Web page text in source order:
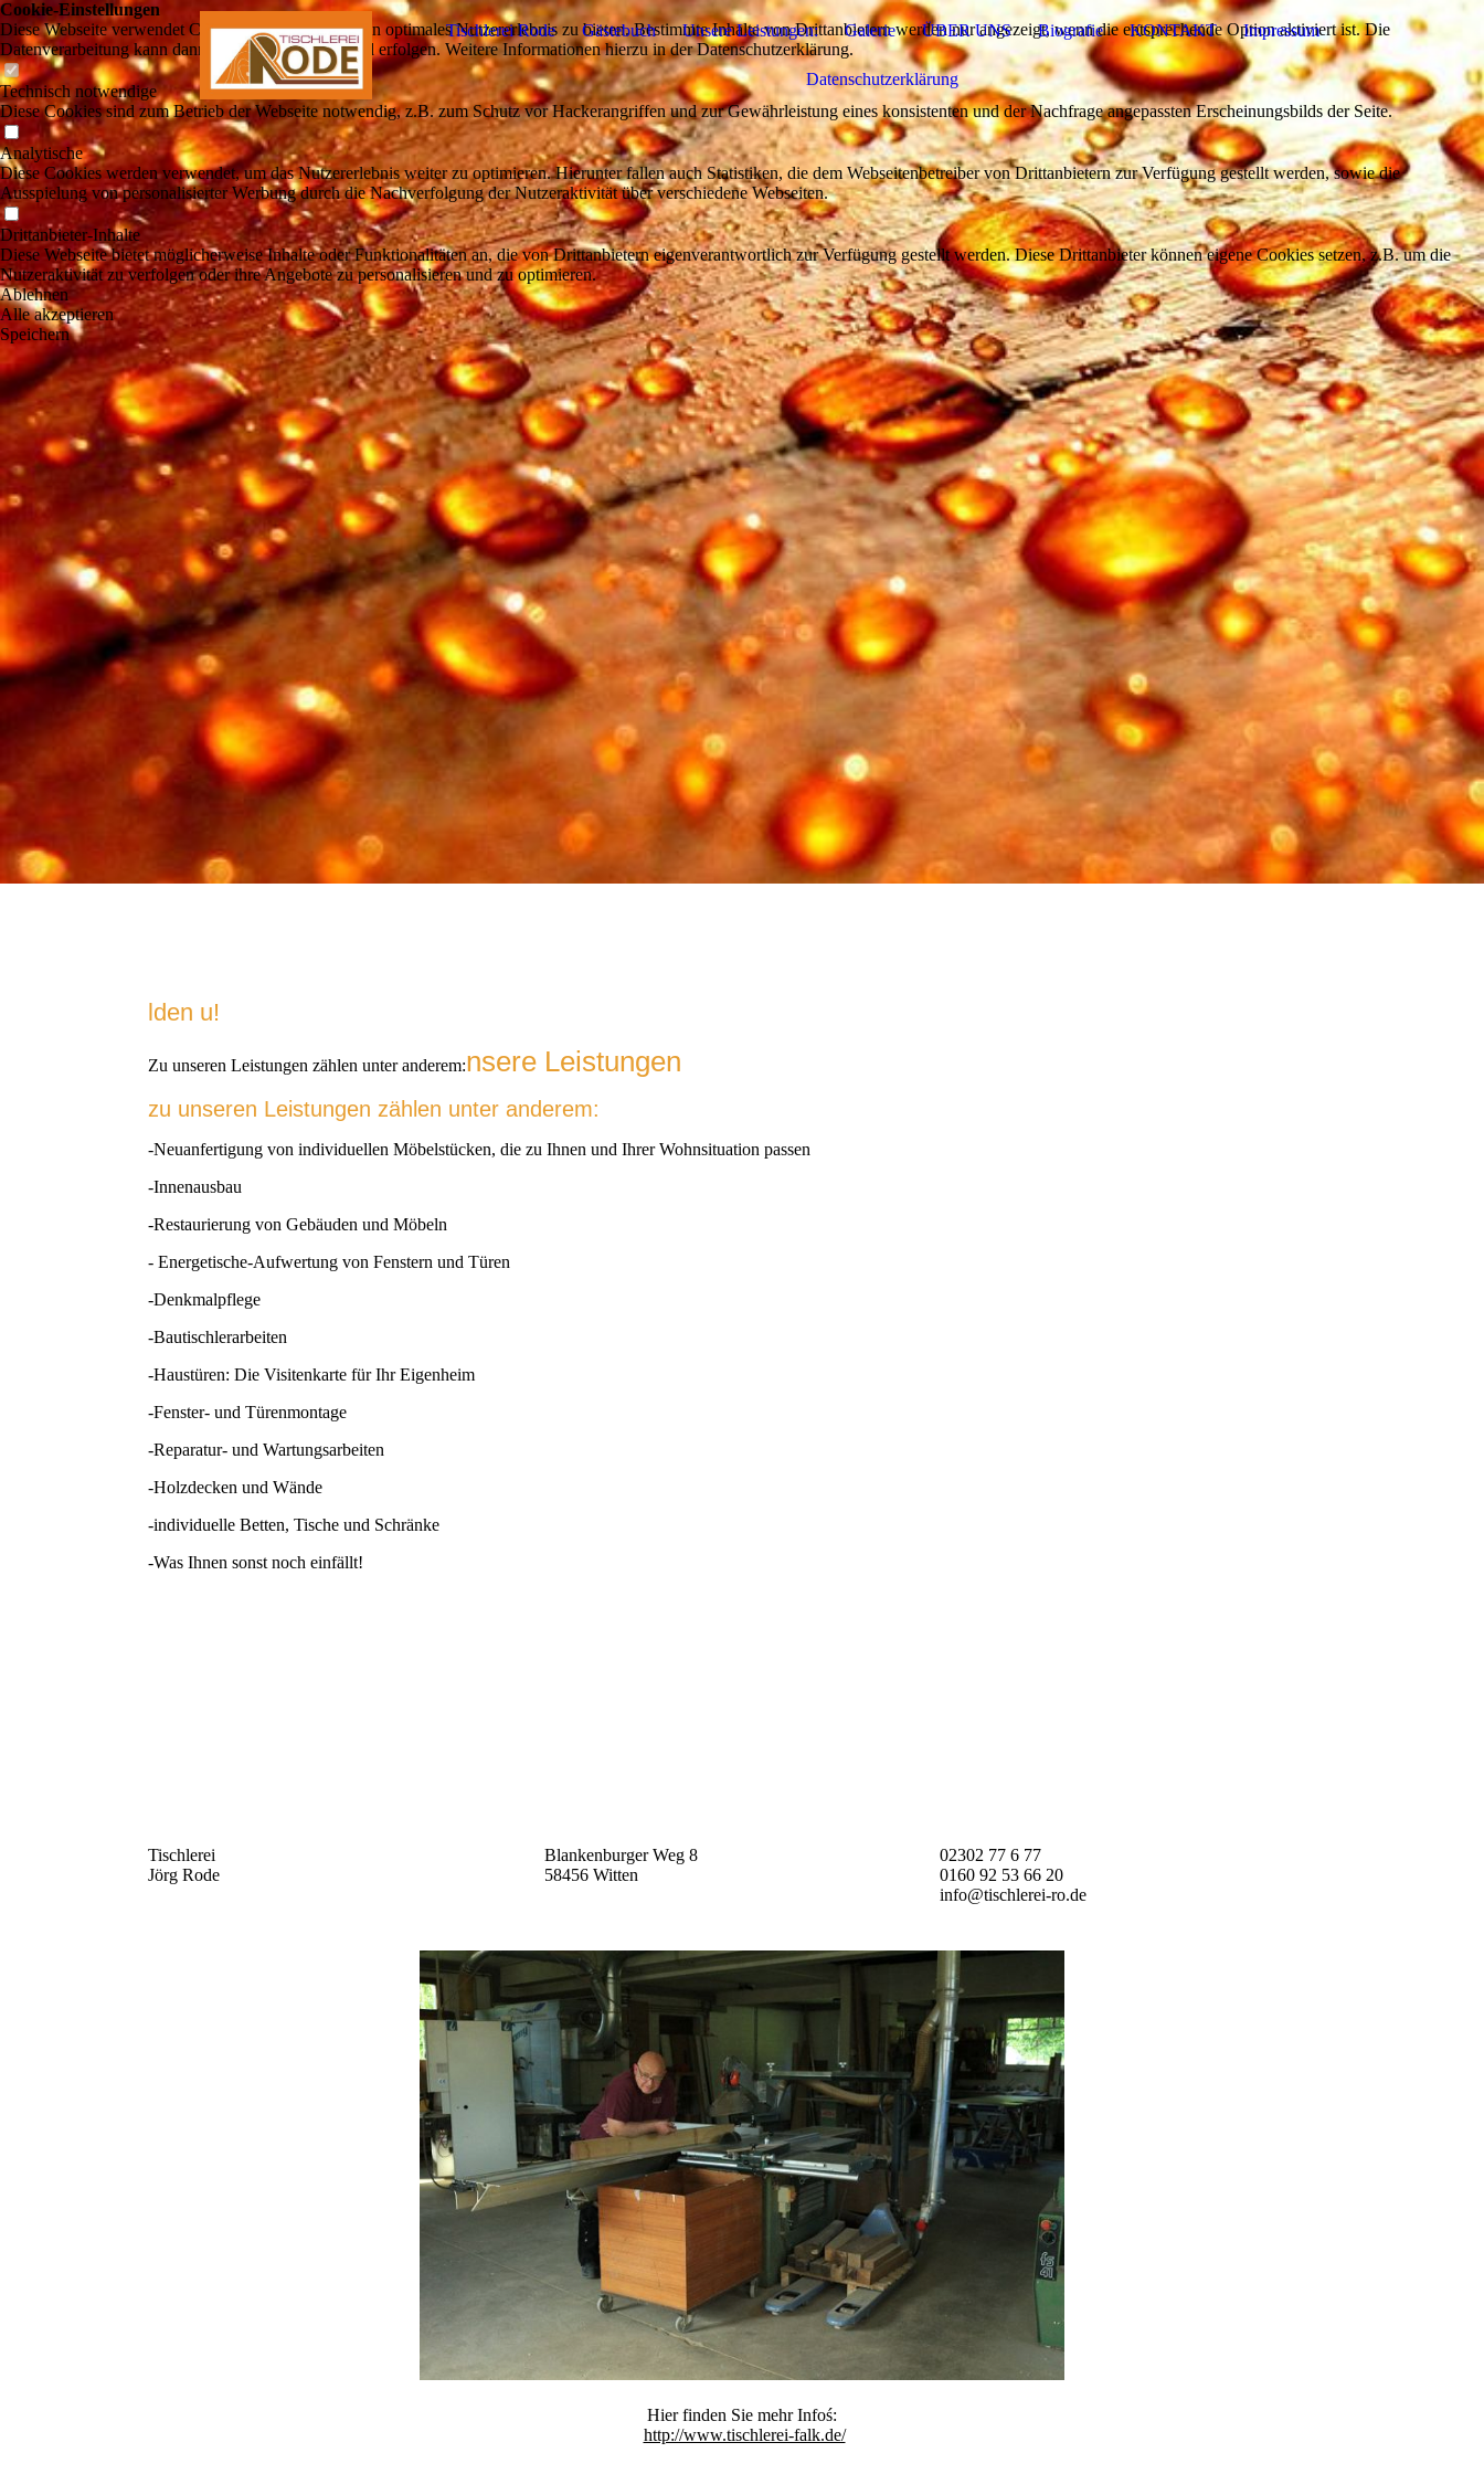
Tischlerei Rode Gästebuch Unsere Leistungen: Galerie ÜBER UNS Biografie KONTAKT Impressum
Datenschutzerklärung
lden u!
Zu unseren Leistungen zählen unter anderem:nsere Leistungen
zu unseren Leistungen zählen unter anderem:
-Neuanfertigung von individuellen Möbelstücken, die zu Ihnen und Ihrer Wohnsituation passen
-Innenausbau
-Restaurierung von Gebäuden und Möbeln
- Energetische-Aufwertung von Fenstern und Türen
-Denkmalpflege
-Bautischlerarbeiten
-Haustüren: Die Visitenkarte für Ihr Eigenheim
-Fenster- und Türenmontage
-Reparatur- und Wartungsarbeiten
-Holzdecken und Wände
-individuelle Betten, Tische und Schränke
-Was Ihnen sonst noch einfällt!
Tischlerei
Jörg Rode
Blankenburger Weg 8
58456 Witten
02302 77 6 77
0160 92 53 66 20
info@tischlerei-ro.de
Hier finden Sie mehr Infoś:
http://www.tischlerei-falk.de/
Cookie-Einstellungen
Diese Webseite verwendet Cookies, um Besuchern ein optimales Nutzererlebnis zu bieten. Bestimmte Inhalte von Drittanbietern werden nur angezeigt, wenn die entsprechende Option aktiviert ist. Die
Datenverarbeitung kann dann auch in einem Drittland erfolgen. Weitere Informationen hierzu in der Datenschutzerklärung.
Technisch notwendige
Diese Cookies sind zum Betrieb der Webseite notwendig, z.B. zum Schutz vor Hackerangriffen und zur Gewährleistung eines konsistenten und der Nachfrage angepassten Erscheinungsbilds der Seite.
Analytische
Diese Cookies werden verwendet, um das Nutzererlebnis weiter zu optimieren. Hierunter fallen auch Statistiken, die dem Webseitenbetreiber von Drittanbietern zur Verfügung gestellt werden, sowie die
Ausspielung von personalisierter Werbung durch die Nachverfolgung der Nutzeraktivität über verschiedene Webseiten.
Drittanbieter-Inhalte
Diese Webseite bietet möglicherweise Inhalte oder Funktionalitäten an, die von Drittanbietern eigenverantwortlich zur Verfügung gestellt werden. Diese Drittanbieter können eigene Cookies setzen, z.B. um die
Nutzeraktivität zu verfolgen oder ihre Angebote zu personalisieren und zu optimieren.
Ablehnen
Alle akzeptieren
Speichern